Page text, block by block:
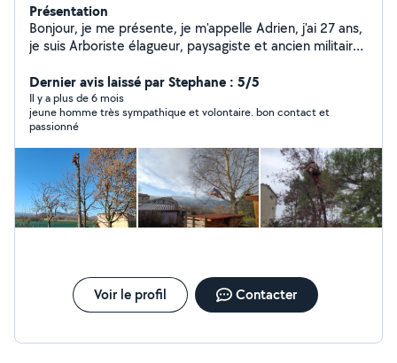
Présentation
Bonjour, je me présente, je m'appelle Adrien, j'ai 27 ans,
je suis Arboriste élagueur, paysagiste et ancien militaire
jardin. Société : Grimpe'O'arbres sur Mazeres (09270)
Diplôme : - Bac pro aménagement paysager. - CS
arboriste élagueur. PS : suite à ma résiliation de mon
abonnement "allovoisins", je ne peux malheureusement
plus répondre aux demandes privées et aux messages.
Bien Cordialement,
Dernier avis laissé par Stephane : 5/5
Il y a plus de 6 mois
jeune homme très sympathique et volontaire. bon contact et
passionné
Voir le profil Contacter